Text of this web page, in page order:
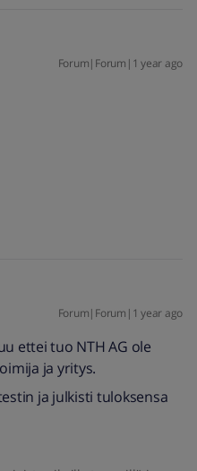
Forum|Forum|1 year ago
Forum|Forum|1 year ago
ettei tuo NTH AG ole
ja yritys.
ja julkisti tuloksensa